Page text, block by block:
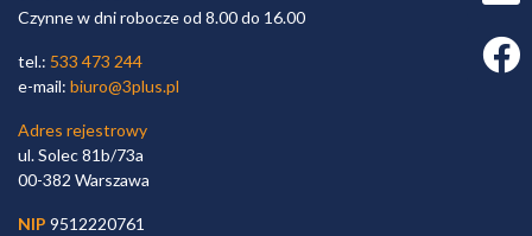
Czynne w dni robocze od 8.00 do 16.00
tel.: 533 473 244
e-mail: biuro@3plus.pl
Adres rejestrowy
ul. Solec 81b/73a
00-382 Warszawa
NIP 9512220761